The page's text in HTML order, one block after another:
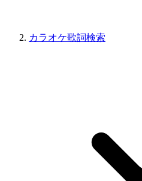
カラオケ歌詞検索